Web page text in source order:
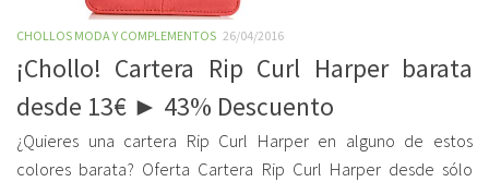
CHOLLOS MODA Y COMPLEMENTOS 26/04/2016
¡Chollo! Cartera Rip Curl Harper barata
desde 13€ ► 43% Descuento
¿Quieres una cartera Rip Curl Harper en alguno de estos
colores barata? Oferta Cartera Rip Curl Harper desde sólo